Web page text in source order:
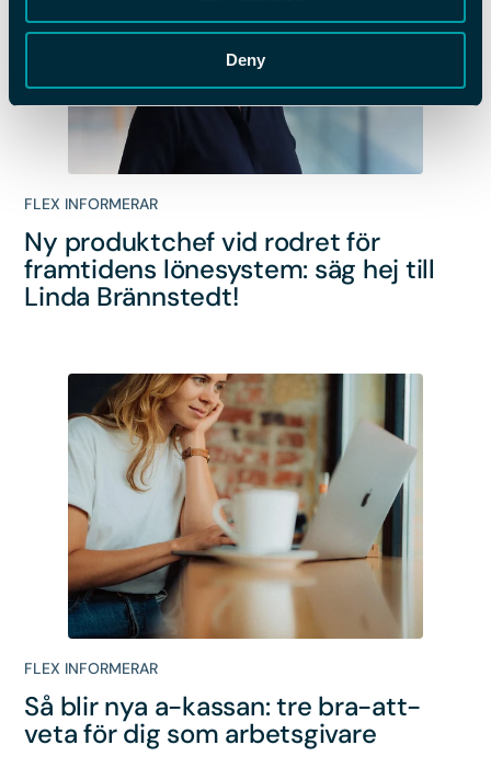
Deny
FLEX INFORMERAR
Ny produktchef vid rodret för
framtidens lönesystem: säg hej till
Linda Brännstedt!
FLEX INFORMERAR
Så blir nya a-kassan: tre bra-att-
veta för dig som arbetsgivare